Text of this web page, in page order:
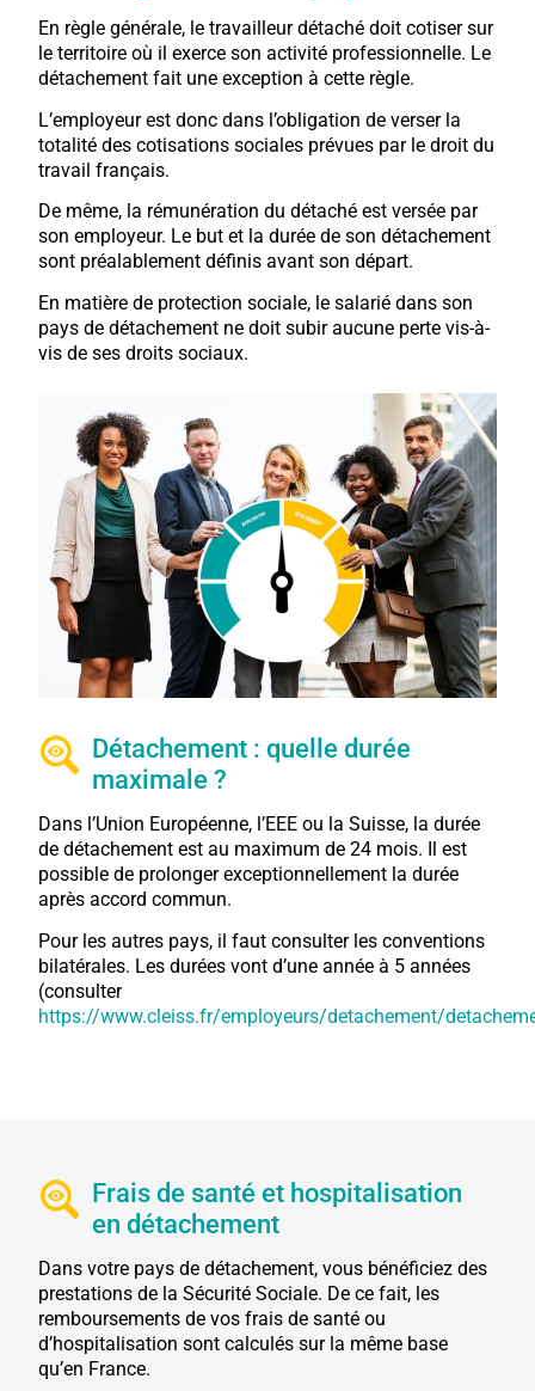
En règle générale, le travailleur détaché doit cotiser sur
le territoire où il exerce son activité professionnelle. Le
détachement fait une exception à cette règle.
L’employeur est donc dans l’obligation de verser la
totalité des cotisations sociales prévues par le droit du
travail français.
De même, la rémunération du détaché est versée par
son employeur. Le but et la durée de son détachement
sont préalablement définis avant son départ.
En matière de protection sociale, le salarié dans son
pays de détachement ne doit subir aucune perte vis-à-
vis de ses droits sociaux.
Détachement : quelle durée
maximale ?
Dans l’Union Européenne, l’EEE ou la Suisse, la durée
de détachement est au maximum de 24 mois. Il est
possible de prolonger exceptionnellement la durée
après accord commun.
Pour les autres pays, il faut consulter les conventions
bilatérales. Les durées vont d’une année à 5 années
(consulter
https://www.cleiss.fr/employeurs/detachement/
Frais de santé et hospitalisation
en détachement
Dans votre pays de détachement, vous bénéficiez des
prestations de la Sécurité Sociale. De ce fait, les
remboursements de vos frais de santé ou
d’hospitalisation sont calculés sur la même base
qu’en France.